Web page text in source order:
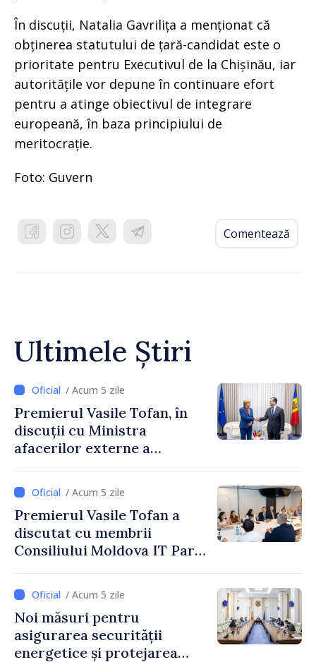
În discuții, Natalia Gavrilița a menționat că
obținerea statutului de țară-candidat este o
prioritate pentru Executivul de la Chișinău, iar
autoritățile vor depune în continuare efort
pentru a atinge obiectivul de integrare
europeană, în baza principiului de
meritocrație.
Foto: Guvern
Comentează
Ultimele Știri
/ Acum 5 zile
Premierul Vasile Tofan, în
discuții cu Ministra
afacerilor externe a
/ Acum 5 zile
Premierul Vasile Tofan a
discutat cu membrii
Consiliului Moldova IT Park:
industriei IT”
/ Acum 5 zile
Noi măsuri pentru
asigurarea securității
energetice și protejarea